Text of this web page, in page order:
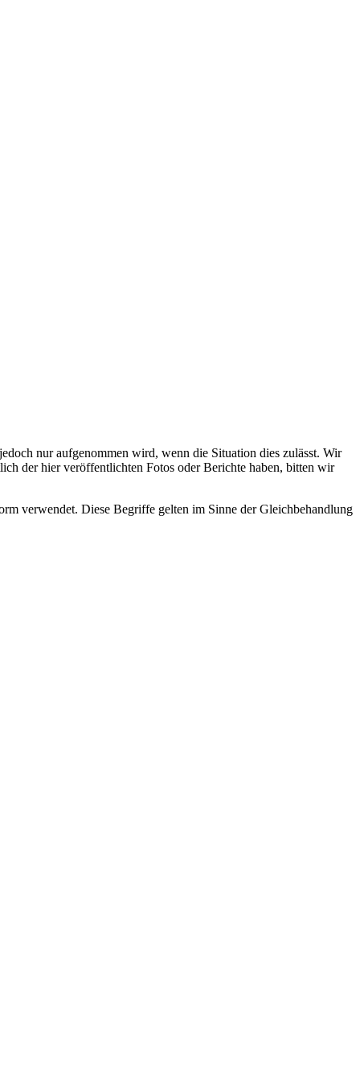
nur aufgenommen wird, wenn die Situation dies zulässt. Wir
der hier veröffentlichten Fotos oder Berichte haben, bitten wir
verwendet. Diese Begriffe gelten im Sinne der Gleichbehandlung